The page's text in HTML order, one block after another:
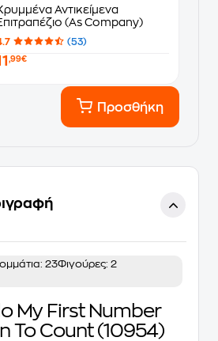
Αντικείμενα
(As Company)
(53)
,99€
Προσθήκη
23Φιγούρες: 2
My First Number
To Count (10954)